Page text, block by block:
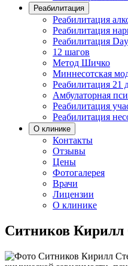
Реабилитация
Реабилитация
Реабилитация
Реабилитация
12 шагов
Метод Шичко
Миннесотская
Реабилитация 21
Амбулаторная
Реабилитация
Реабилитация
О клинике
Контакты
Отзывы
Цены
Фотогалерея
Врачи
Лицензии
О клинике
Ситников Кирилл